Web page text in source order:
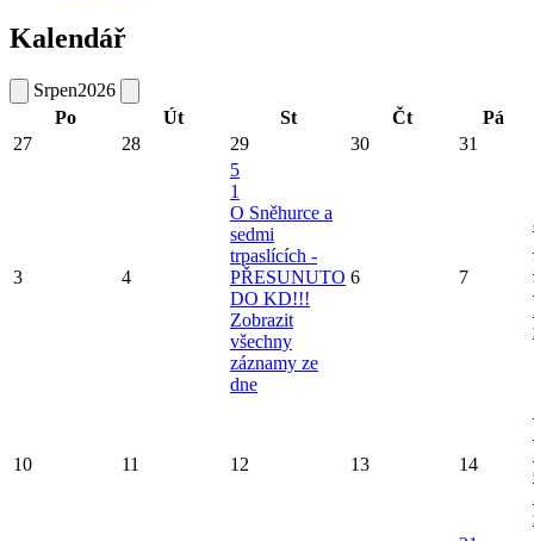
Kalendář
Srpen2026
Po
Út St Čt
Pá
27
28 29 30 31
3 4
5
1
O Sněhurce a
sedmi
trpaslících -
PŘESUNUTO
DO KD!!!
Zobrazit
všechny
záznamy ze
dne
6 7
10 11 12 13 14